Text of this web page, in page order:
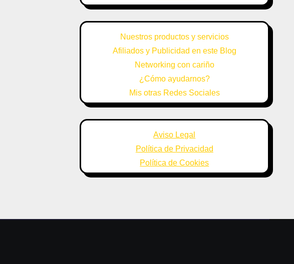
Nuestros productos y servicios
Afiliados y Publicidad en este Blog
Networking con cariño
¿Cómo ayudarnos?
Mis otras Redes Sociales
Aviso Legal
Política de Privacidad
Política de Cookies